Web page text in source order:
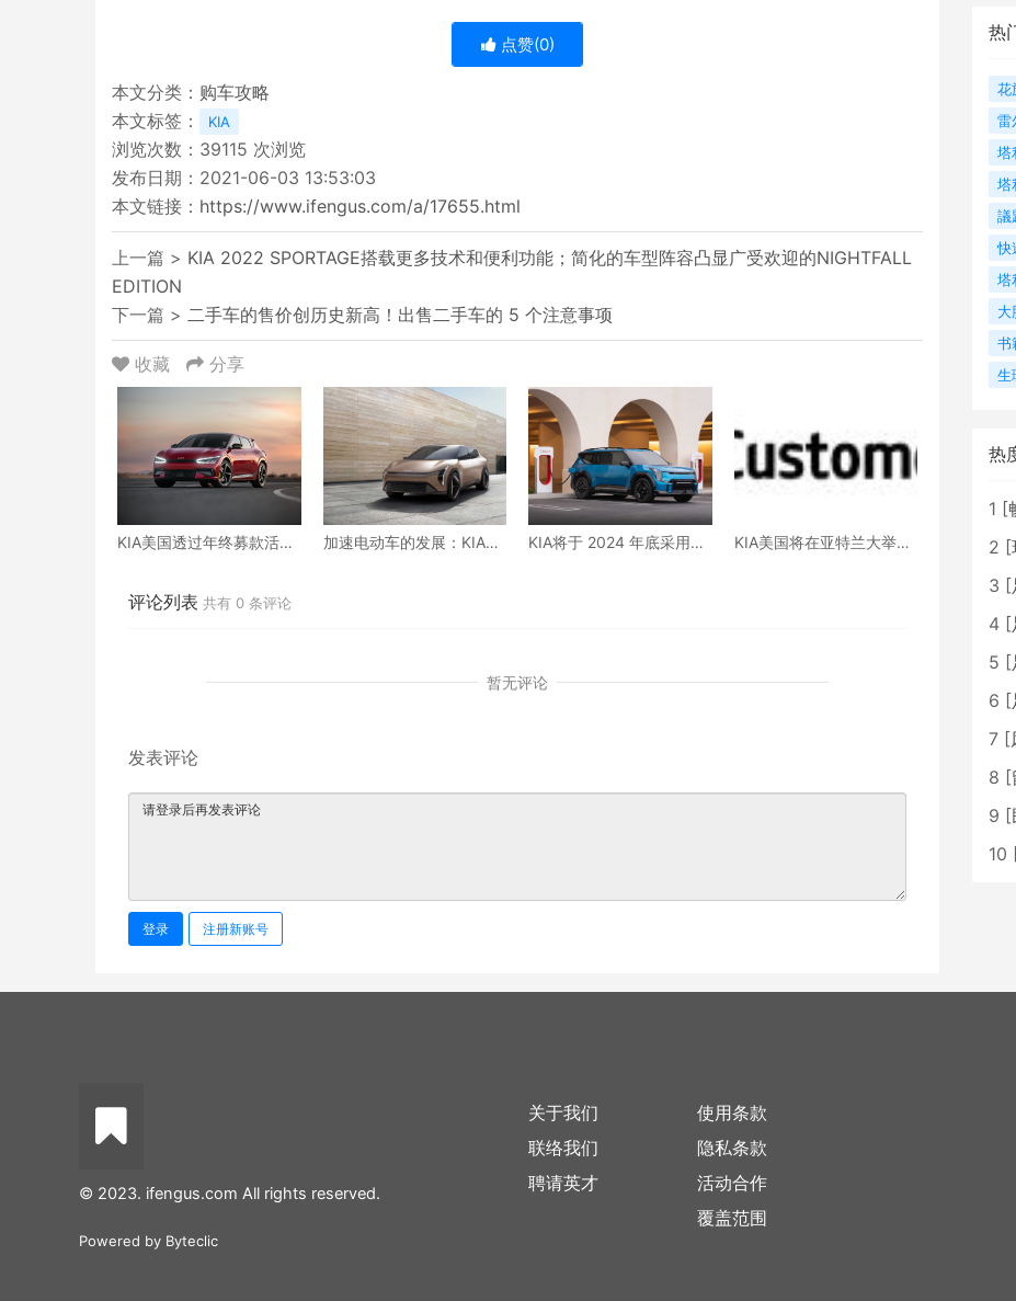
点赞(0)
本文分类： 购车攻略
本文标签：
KIA
浏览次数： 39115 次浏览
发布日期：2021-06-03 13:53:03
本文链接： https://www.ifengus.com/a/17655.html
上一篇 > KIA 2022 SPORTAGE搭载更多技术和便利功能；简化的车型阵容凸显广受欢迎的NIGHTFALL
EDITION
下一篇 > 二手车的售价创历史新高！出售二手车的 5 个注意事项
收藏 分享
KIA美国透过年终募款活动
公益」
加速电动车的发展：KIA在
KIA将于 2024 年底采用北
KIA美国将在亚特兰大举办
评论列表 共有 0 条评论
暂无评论
发表评论
登录 注册新账号
热
花
雷
塔
塔
議
快
塔
大
书
生
热
1 [
2 [
3 [
4 [
5 [
6 [
7 [
8 [
9 [
10
© 2023. ifengus.com All rights reserved.
Powered by Byteclic
关于我们
联络我们
聘请英才
使用条款
隐私条款
活动合作
覆盖范围